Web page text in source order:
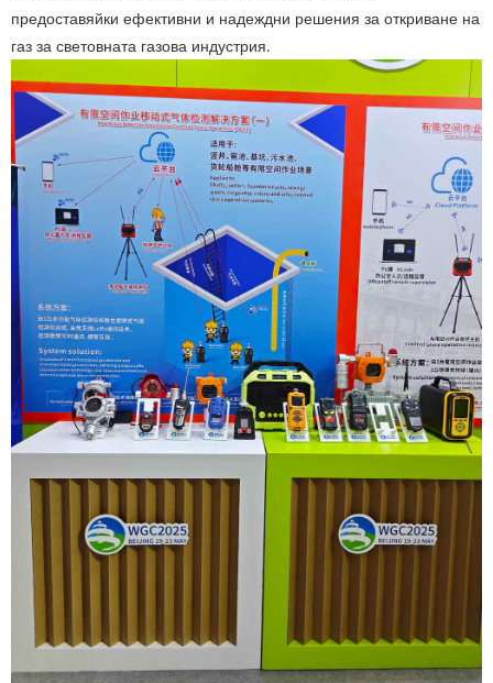
предоставяйки ефективни и надеждни решения за откриване на
газ за световната газова индустрия.